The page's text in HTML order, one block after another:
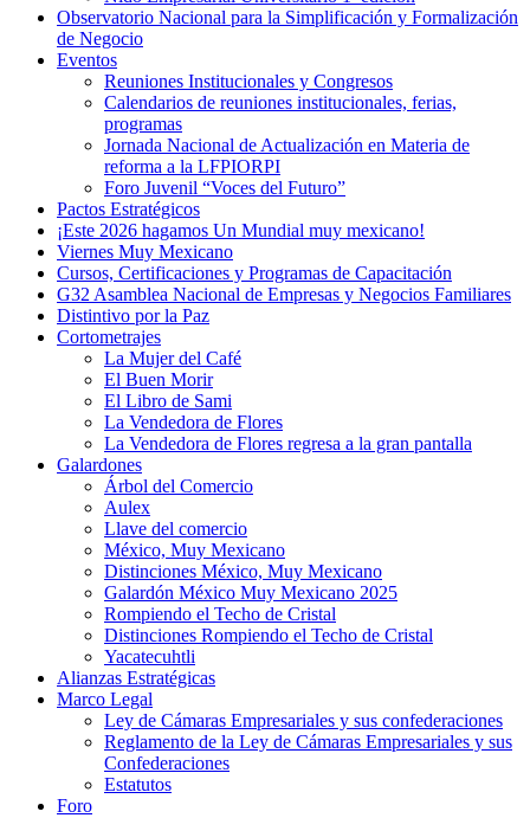
Observatorio Nacional para la Simplificación y Formalización
de Negocio
Eventos
Reuniones Institucionales y Congresos
Calendarios de reuniones institucionales, ferias,
programas
Jornada Nacional de Actualización en Materia de
reforma a la LFPIORPI
Foro Juvenil “Voces del Futuro”
Pactos Estratégicos
¡Este 2026 hagamos Un Mundial muy mexicano!
Viernes Muy Mexicano
Cursos, Certificaciones y Programas de Capacitación
G32 Asamblea Nacional de Empresas y Negocios Familiares
Distintivo por la Paz
Cortometrajes
La Mujer del Café
El Buen Morir
El Libro de Sami
La Vendedora de Flores
La Vendedora de Flores regresa a la gran pantalla
Galardones
Árbol del Comercio
Aulex
Llave del comercio
México, Muy Mexicano
Distinciones México, Muy Mexicano
Galardón México Muy Mexicano 2025
Rompiendo el Techo de Cristal
Distinciones Rompiendo el Techo de Cristal
Yacatecuhtli
Alianzas Estratégicas
Marco Legal
Ley de Cámaras Empresariales y sus confederaciones
Reglamento de la Ley de Cámaras Empresariales y sus
Confederaciones
Estatutos
Foro